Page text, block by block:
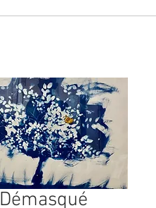
Démasqué